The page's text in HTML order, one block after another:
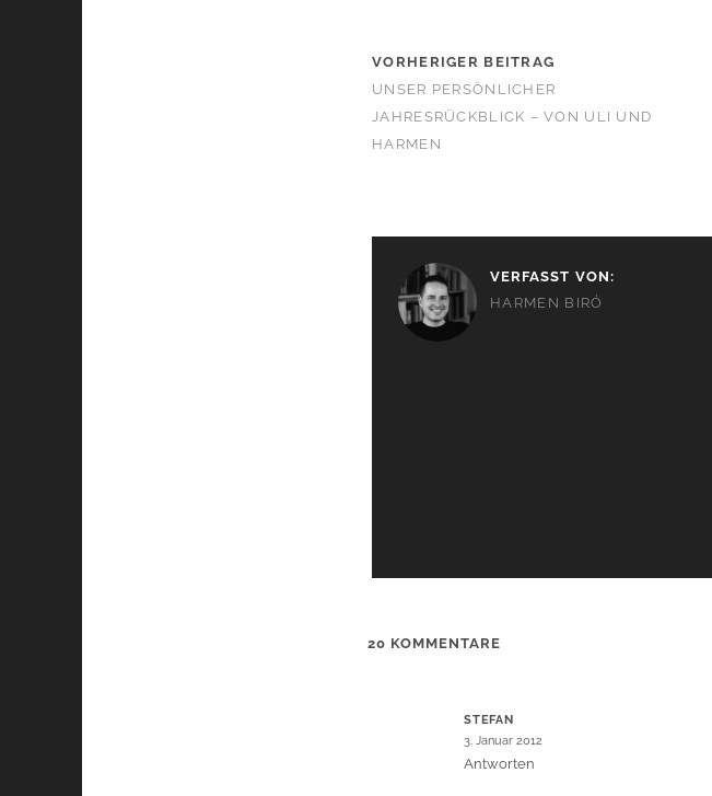
VORHERIGER BEITRAG
UNSER PERSÖNLICHER
JAHRESRÜCKBLICK – VON ULI UND
HARMEN
VERFASST VON:
HARMEN BIRÓ
20 KOMMENTARE
STEFAN
3. Januar 2012
Antworten